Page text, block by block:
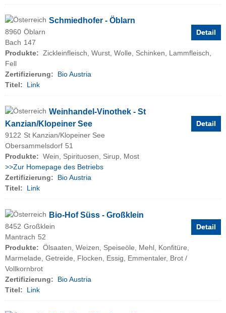
Detail
Schmiedhofer - Öblarn
8960 Öblarn
Bach 147
Produkte: Zickleinfleisch, Wurst, Wolle, Schinken, Lammfleisch,
Fell
Zertifizierung:
Bio Austria
Titel:
Link
Detail
Weinhandel-Vinothek - St
Kanzian/Klopeiner See
9122 St Kanzian/Klopeiner See
Obersammelsdorf 51
Produkte: Wein, Spirituosen, Sirup, Most
>>Zur Homepage des Betriebs
Zertifizierung:
Bio Austria
Titel:
Link
Detail
Bio-Hof Süss - Großklein
8452 Großklein
Mantrach 52
Produkte: Ölsaaten, Weizen, Speiseöle, Mehl, Konfitüre,
Marmelade, Getreide, Flocken, Essig, Emmentaler, Brot /
Vollkornbrot
Zertifizierung:
Bio Austria
Titel:
Link